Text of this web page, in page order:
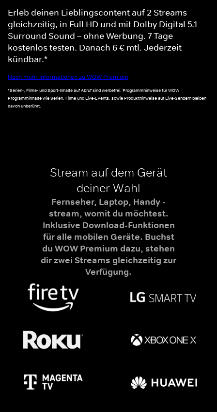
Erleb deinen Lieblingscontent auf 2 Streams
gleichzeitig, in Full HD und mit Dolby Digital 5.1
Surround Sound – ohne Werbung. 7 Tage
kostenlos testen. Danach 6 € mtl. Jederzeit
kündbar.*
Noch mehr Informationen zu WOW Premium
*Serien-, Filme- und Sport-Inhalte auf Abruf sind werbefrei. Programmhinweise für WOW
Programminhalte wie Serien, Filme und Live-Events, sowie Produkthinweise auf Live-Sendern bleiben
davon unberührt.
Stream auf dem Gerät
deiner Wahl
Fernseher, Laptop, Handy -
stream, womit du möchtest.
Inklusive Download-Funktionen
für alle mobilen Geräte. Buchst
du WOW Premium dazu, stehen
dir zwei Streams gleichzeitig zur
Verfügung.